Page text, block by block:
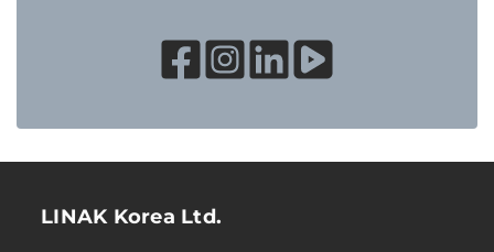
LINAK Korea Ltd.